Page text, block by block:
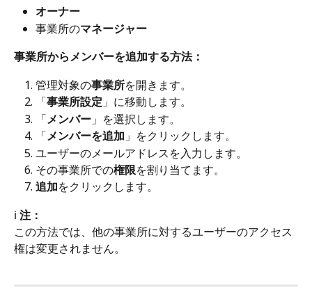
オーナー
事業所のマネージャー
事業所からメンバーを追加する方法：
管理対象の事業所を開きます。
「事業所設定 」に移動します。
「メンバー 」を選択します。
「メンバーを追加 」をクリックします。
ユーザーのメールアドレスを入力します。
その事業所での権限を割り当てます。
追加をクリックします。
ℹ️ 注：
この方法では、他の事業所に対するユーザーのアクセス
権は変更されません。